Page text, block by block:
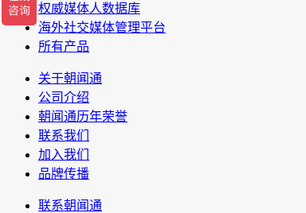
权威媒体人数据库
海外社交媒体管理平台
所有产品
关于朝闻通
公司介绍
朝闻通历年荣誉
联系我们
加入我们
品牌传播
联系朝闻通